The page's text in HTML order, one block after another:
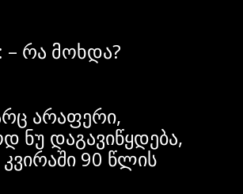
– რა მოხდა?
არაფერი,
ნუ დაგავიწყდება,
90 წლის